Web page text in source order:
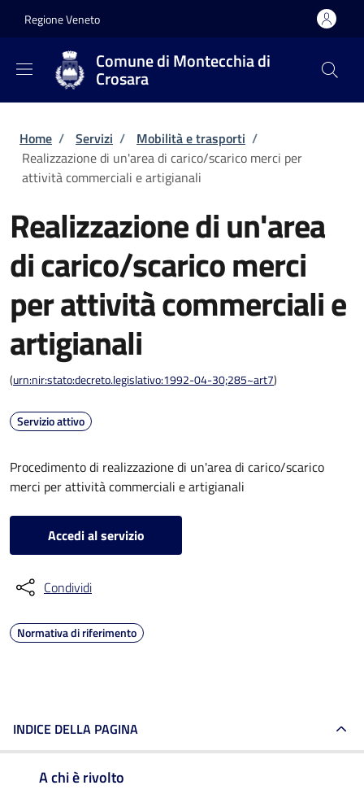
Regione Veneto
Comune di Montecchia di
Crosara
Briciole di pane
Home / Servizi / Mobilità e trasporti /
Realizzazione di un'area di carico/scarico merci per
attività commerciali e artigianali
Realizzazione di un'area
di carico/scarico merci
per attività commerciali e
artigianali
(urn:nir:stato:decreto.legislativo:1992-04-30;285~art7)
Servizio attivo
Procedimento di realizzazione di un'area di carico/scarico
merci per attività commerciali e artigianali
Accedi al servizio
Condividi
Normativa di riferimento
INDICE DELLA PAGINA
A chi è rivolto